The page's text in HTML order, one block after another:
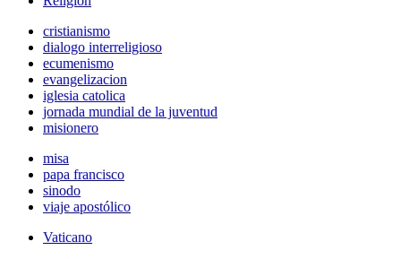
cristianismo
dialogo interreligioso
ecumenismo
evangelizacion
iglesia catolica
jornada mundial de la juventud
misionero
misa
papa francisco
sinodo
viaje apostólico
Vaticano